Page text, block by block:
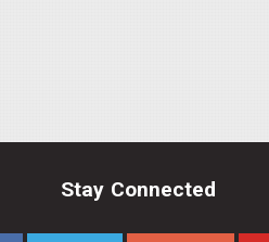
Stay Connected